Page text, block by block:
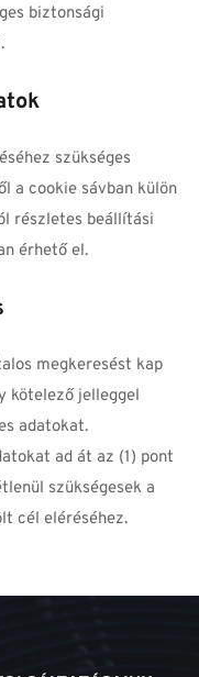
biztonsági
szükséges
a cookie sávban külön
részletes beállítási
érhető el.
megkeresést kap
kötelező jelleggel
adatokat.
ad át az (1) pont
szükségesek a
cél eléréséhez.